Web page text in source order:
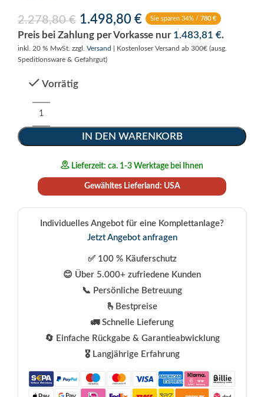
2.278,80€ 1.498,80 € Sie sparen 34% / 780 €
Preis bei Zahlung per Vorkasse nur 1.483,81 €.
inkl. 20 % MwSt. zzgl. Versand
| Kostenloser Versand ab 300€ (ausg.
Speditionsware & Gefahrgut)
Vorrätig
IN DEN WARENKORB
Alternative:
Lieferzeit: ca. 1-3 Werktage bei Ihnen
Gewähltes Lieferland: USA
Individuelles Angebot für eine Komplettanlage?
Jetzt Angebot anfragen
✅ 100 % Käuferschutz
😊 Über 5.000+ zufriedene Kunden
📞 Persönliche Betreuung
🫰Bestpreise
🚛 Schnelle Lieferung
🔄 Einfache Rückgabe & Garantieabwicklung
🎖️ Langjährige Erfahrung